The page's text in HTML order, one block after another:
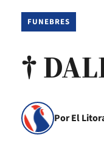
FUNEBRES
†
Por El